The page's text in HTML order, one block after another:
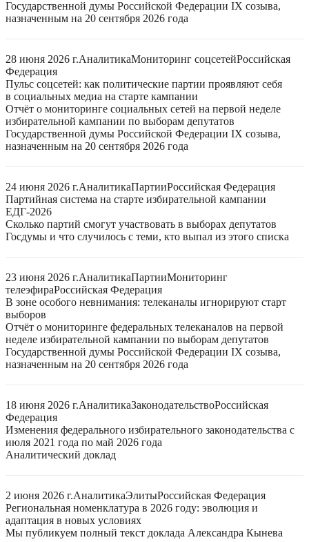
Государственной думы Российской Федерации IX созыва,
назначенным на 20 сентября 2026 года
28 июня 2026 г.АналитикаМониторинг соцсетейРоссийская
Федерация
Пульс соцсетей: как политические партии проявляют себя
в социальных медиа на старте кампании
Отчёт о мониторинге социальных сетей на первой неделе
избирательной кампании по выборам депутатов
Государственной думы Российской Федерации IX созыва,
назначенным на 20 сентября 2026 года
24 июня 2026 г.АналитикаПартииРоссийская Федерация
Партийная система на старте избирательной кампании
ЕДГ-2026
Сколько партий смогут участвовать в выборах депутатов
Госдумы и что случилось с теми, кто выпал из этого списка
23 июня 2026 г.АналитикаПартииМониторинг
телеэфираРоссийская Федерация
В зоне особого невнимания: телеканалы игнорируют старт
выборов
Отчёт о мониторинге федеральных телеканалов на первой
неделе избирательной кампании по выборам депутатов
Государственной думы Российской Федерации IX созыва,
назначенным на 20 сентября 2026 года
18 июня 2026 г.АналитикаЗаконодательствоРоссийская
Федерация
Изменения федерального избирательного законодательства с
июля 2021 года по май 2026 года
Аналитический доклад
2 июня 2026 г.АналитикаЭлитыРоссийская Федерация
Региональная номенклатура в 2026 году: эволюция и
адаптация в новых условиях
Мы публикуем полный текст доклада Александра Кынева